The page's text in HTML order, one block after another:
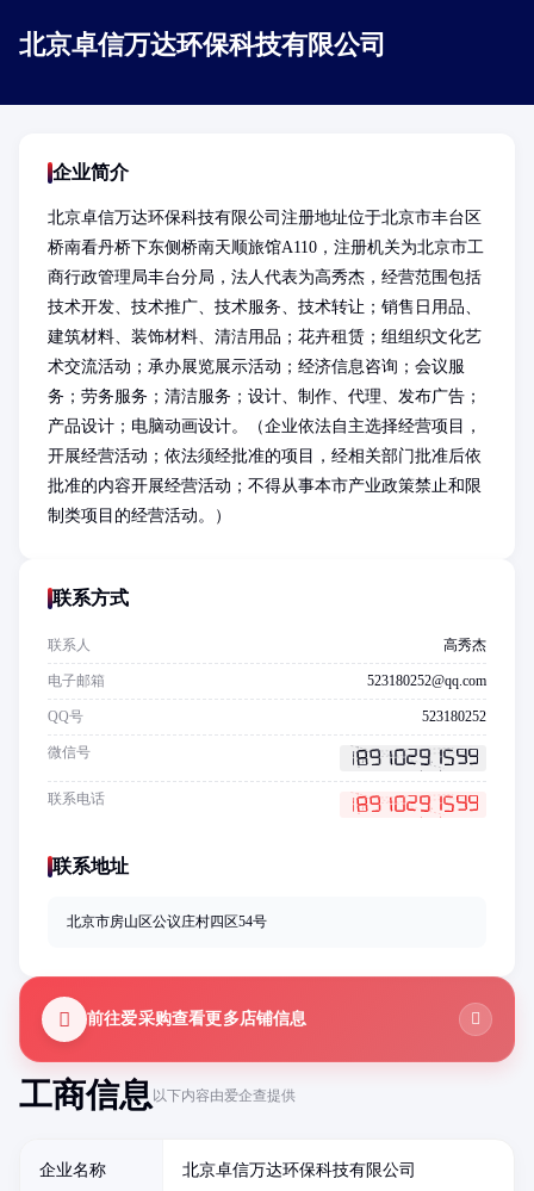
北京卓信万达环保科技有限公司
工商信息以下内容由爱企查提供
企业名称 北京卓信万达环保科技有限公司
企业简介
北京卓信万达环保科技有限公司注册地址位于北京市丰台区
桥南看丹桥下东侧桥南天顺旅馆A110，注册机关为北京市工
商行政管理局丰台分局，法人代表为高秀杰，经营范围包括
技术开发、技术推广、技术服务、技术转让；销售日用品、
建筑材料、装饰材料、清洁用品；花卉租赁；组组织文化艺
术交流活动；承办展览展示活动；经济信息咨询；会议服
务；劳务服务；清洁服务；设计、制作、代理、发布广告；
产品设计；电脑动画设计。（企业依法自主选择经营项目，
开展经营活动；依法须经批准的项目，经相关部门批准后依
批准的内容开展经营活动；不得从事本市产业政策禁止和限
制类项目的经营活动。）
联系方式
联系人 高秀杰
电子邮箱 523180252@qq.com
QQ号 523180252
微信号
联系电话
联系地址
北京市房山区公议庄村四区54号
前往爱采购查看更多店铺信息